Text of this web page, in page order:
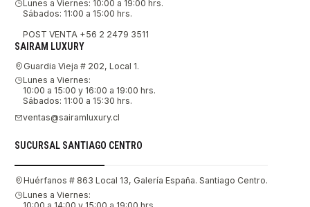
Lunes a Viernes: 10:00 a 19:00 hrs.
Sábados: 11:00 a 15:00 hrs.
POST VENTA +56 2 2479 3511
SAIRAM LUXURY
Guardia Vieja # 202, Local 1.
Lunes a Viernes:
10:00 a 15:00 y 16:00 a 19:00 hrs.
Sábados: 11:00 a 15:30 hrs.
ventas@sairamluxury.cl
SUCURSAL SANTIAGO CENTRO
Huérfanos # 863 Local 13, Galería España. Santiago Centro.
Lunes a Viernes: